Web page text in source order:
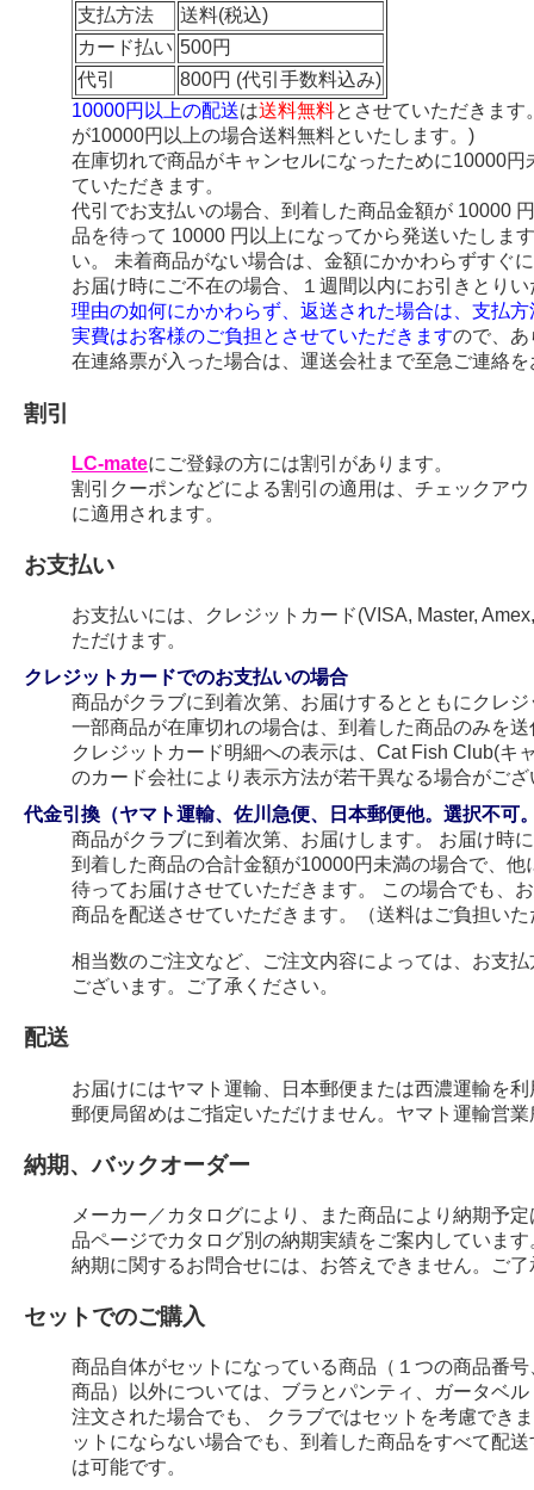
支払方法
送料(税込)
カード払い 500円
代引
800円 (代引手数料込み)
10000円以上の配送は送料無料とさせていただきま
が10000円以上の場合送料無料といたします。)
在庫切れで商品がキャンセルになったために10000
ていただきます。
代引でお支払いの場合、到着した商品金額が 10000
品を待って 10000 円以上になってから発送いたしま
い。 未着商品がない場合は、金額にかかわらずすぐ
お届け時にご不在の場合、１週間以内にお引きとり
理由の如何にかかわらず、返送された場合は、支払
実費はお客様のご負担とさせていただきますので、あ
在連絡票が入った場合は、運送会社まで至急ご連絡
割引
LC-mateにご登録の方には割引があります。
割引クーポンなどによる割引の適用は、チェックア
に適用されます。
お支払い
お支払いには、クレジットカード(VISA, Master,
ただけます。
クレジットカードでのお支払いの場合
商品がクラブに到着次第、お届けするとともにクレ
一部商品が在庫切れの場合は、到着した商品のみを
クレジットカード明細への表示は、Cat Fish Club(キ
のカード会社により表示方法が若干異なる場合がござ
代金引換（ヤマト運輸、佐川急便、日本郵便他。選択不可
商品がクラブに到着次第、お届けします。 お届け時
到着した商品の合計金額が10000円未満の場合で、
待ってお届けさせていただきます。 この場合でも、
商品を配送させていただきます。（送料はご負担い
相当数のご注文など、ご注文内容によっては、お支
ございます。ご了承ください。
配送
お届けにはヤマト運輸、日本郵便または西濃運輸を
郵便局留めはご指定いただけません。ヤマト運輸営
納期、バックオーダー
メーカー／カタログにより、また商品により納期予
品ページでカタログ別の納期実績をご案内しています
納期に関するお問合せには、お答えできません。ご
セットでのご購入
商品自体がセットになっている商品（１つの商品番
商品）以外については、ブラとパンティ、ガータベ
注文された場合でも、 クラブではセットを考慮でき
ットにならない場合でも、到着した商品をすべて配
は可能です。